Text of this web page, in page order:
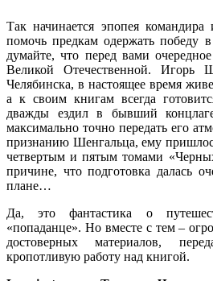
Так начинается эпопея
помочь предкам одержать победу
думайте, что перед вами
Великой Отечественной. Игорь
Челябинска, в настоящее время
а к своим книгам всегда
дважды ездил в бывший
максимально точно передать его
признанию Шенгальца, ему
четвертым и пятым томами
причине, что подготовка далась
плане…
Да, это фантастика о
«попаданце». Но вместе с тем –
достоверных материалов,
кропотливую работу над книгой.